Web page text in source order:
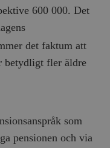
600 000. Det
det faktum att
betydligt fler äldre
som
pensionen och via